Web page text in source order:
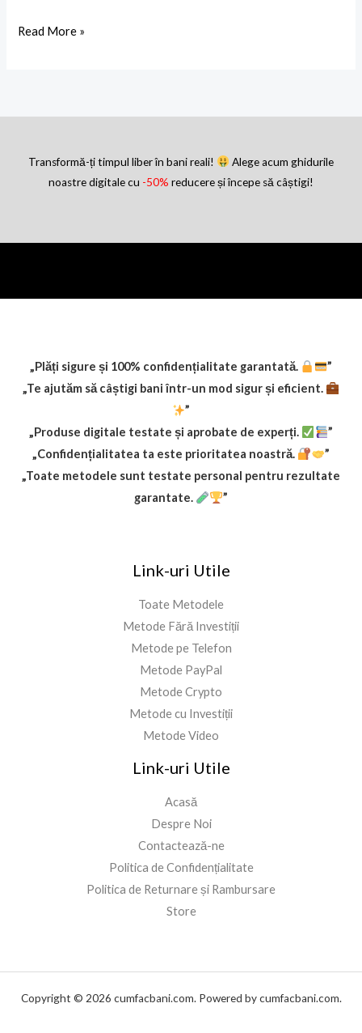
Read More »
Transformă-ți timpul liber în bani reali!
Alege acum ghidurile
noastre digitale cu -50% reducere și începe să câștigi!
„Plăți sigure și 100% confidențialitate garantată.
”
„Te ajutăm să câștigi bani într-un mod sigur și eficient.
”
„Produse digitale testate și aprobate de experți.
”
„Confidențialitatea ta este prioritatea noastră.
”
„Toate metodele sunt testate personal pentru rezultate
garantate.
”
Link-uri Utile
Toate Metodele
Metode Fără Investiții
Metode pe Telefon
Metode PayPal
Metode Crypto
Metode cu Investiții
Metode Video
Link-uri Utile
Acasă
Despre Noi
Contactează-ne
Politica de Confidențialitate
Politica de Returnare și Rambursare
Store
Copyright © 2026 cumfacbani.com. Powered by cumfacbani.com.